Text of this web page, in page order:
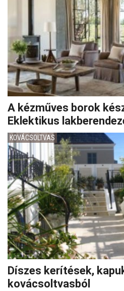
A kézműves borok
Eklektikus
KOVÁCSOLTVAS
Díszes kerítések,
kovácsoltvasból